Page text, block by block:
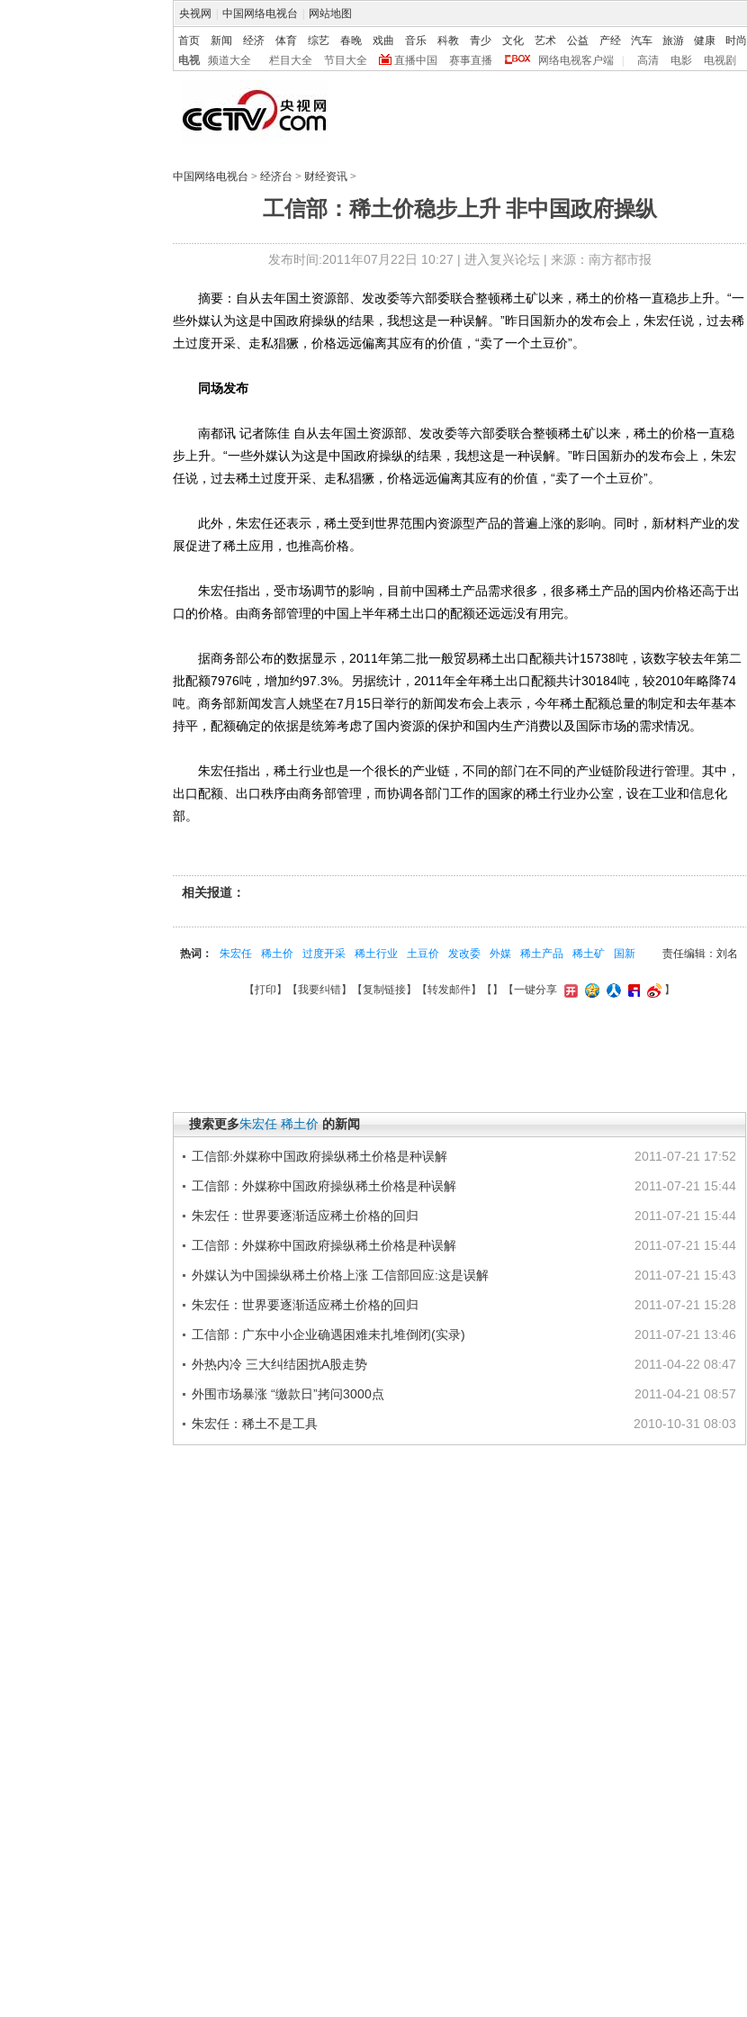
央视网 中国网络电视台 网站地图
首页 新闻 经济 体育 综艺 春晚 戏曲 音乐 科教 青少 文化 艺术 公益 产经 汽车 旅游 健康 时尚
电视
频道大全 栏目大全 节目大全 直播中国 赛事直播 网络电视客户端 高清 电影 电视剧
中国网络电视台 > 经济台 > 财经资讯 >
工信部：稀土价稳步上升 非中国政府操纵
发布时间:2011年07月22日 10:27 | 进入复兴论坛| 来源：南方都市报
摘要：自从去年国土资源部、发改委等六部委联合整顿稀土矿以来，稀土的价格一直稳步上升。“一
些外媒认为这是中国政府操纵的结果，我想这是一种误解。”昨日国新办的发布会上，朱宏任说，过去稀
土过度开采、走私猖獗，价格远远偏离其应有的价值，“卖了一个土豆价”。
同场发布
南都讯 记者陈佳 自从去年国土资源部、发改委等六部委联合整顿稀土矿以来，稀土的价格一直稳
步上升。“一些外媒认为这是中国政府操纵的结果，我想这是一种误解。”昨日国新办的发布会上，朱宏
任说，过去稀土过度开采、走私猖獗，价格远远偏离其应有的价值，“卖了一个土豆价”。
此外，朱宏任还表示，稀土受到世界范围内资源型产品的普遍上涨的影响。同时，新材料产业的发
展促进了稀土应用，也推高价格。
朱宏任指出，受市场调节的影响，目前中国稀土产品需求很多，很多稀土产品的国内价格还高于出
口的价格。由商务部管理的中国上半年稀土出口的配额还远远没有用完。
据商务部公布的数据显示，2011年第二批一般贸易稀土出口配额共计15738吨，该数字较去年第二
批配额7976吨，增加约97.3%。另据统计，2011年全年稀土出口配额共计30184吨，较2010年略降74
吨。商务部新闻发言人姚坚在7月15日举行的新闻发布会上表示，今年稀土配额总量的制定和去年基本
持平，配额确定的依据是统筹考虑了国内资源的保护和国内生产消费以及国际市场的需求情况。
朱宏任指出，稀土行业也是一个很长的产业链，不同的部门在不同的产业链阶段进行管理。其中，
出口配额、出口秩序由商务部管理，而协调各部门工作的国家的稀土行业办公室，设在工业和信息化
部。
相关报道：
责任编辑：刘名
热词： 朱宏任 稀土价 过度开采 稀土行业 土豆价 发改委 外媒 稀土产品 稀土矿 国新
【打印 】【我要纠错】【复制链接】【转发邮件】【 】 【一键分享 】
搜索更多朱宏任 稀土价 的新闻
2011-07-21 17:52
工信部:外媒称中国政府操纵稀土价格是种误解
2011-07-21 15:44
工信部：外媒称中国政府操纵稀土价格是种误解
2011-07-21 15:44
朱宏任：世界要逐渐适应稀土价格的回归
2011-07-21 15:44
工信部：外媒称中国政府操纵稀土价格是种误解
2011-07-21 15:43
外媒认为中国操纵稀土价格上涨 工信部回应:这是误解
2011-07-21 15:28
朱宏任：世界要逐渐适应稀土价格的回归
2011-07-21 13:46
工信部：广东中小企业确遇困难未扎堆倒闭(实录)
2011-04-22 08:47
外热内冷 三大纠结困扰A股走势
2011-04-21 08:57
外围市场暴涨 “缴款日”拷问3000点
2010-10-31 08:03
朱宏任：稀土不是工具